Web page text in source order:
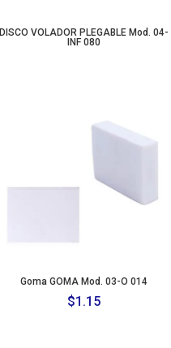
DISCO VOLADOR PLEGABLE Mod. 04-
INF 080
Goma GOMA Mod. 03-O 014
$1.15